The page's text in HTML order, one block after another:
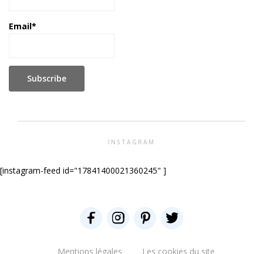
Email*
INSTAGRAM
[instagram-feed id="17841400021360245" ]
Mentions légales Les cookies du site